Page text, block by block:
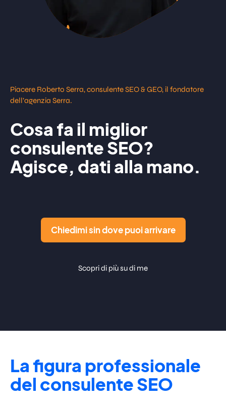
Piacere Roberto Serra, consulente SEO & GEO, il fondatore
dell’agenzia Serra.
Cosa fa il miglior
consulente SEO?
Agisce, dati alla mano.
Chiedimi sin dove puoi arrivare
Scopri di più su di me
La figura professionale
del consulente SEO